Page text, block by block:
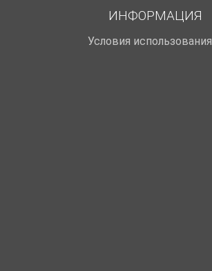
ИНФОРМАЦИЯ
Условия использования